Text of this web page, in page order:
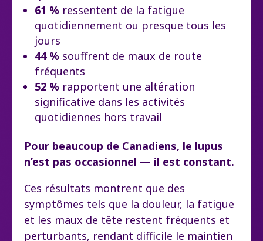
61 % ressentent de la fatigue
quotidiennement ou presque tous les
jours
44 % souffrent de maux de route
fréquents
52 % rapportent une altération
significative dans les activités
quotidiennes hors travail
Pour beaucoup de Canadiens, le lupus
n’est pas occasionnel — il est constant.
Ces résultats montrent que des
symptômes tels que la douleur, la fatigue
et les maux de tête restent fréquents et
perturbants, rendant difficile le maintien